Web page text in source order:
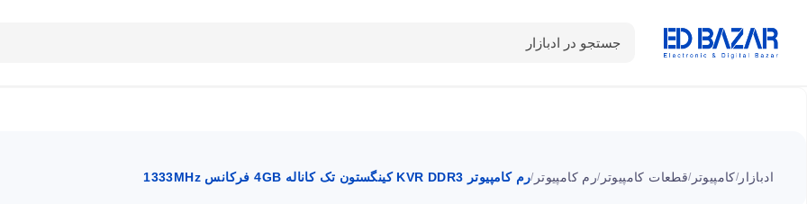
جستجو در ادبازار
دسته بندی محصولات
ادبازار /کامپیوتر /قطعات کامپیوتر /رم کامپیوتر /رم کامپیوتر KVR DDR3 کینگستون تک کاناله 4GB فرکانس 1333MHz